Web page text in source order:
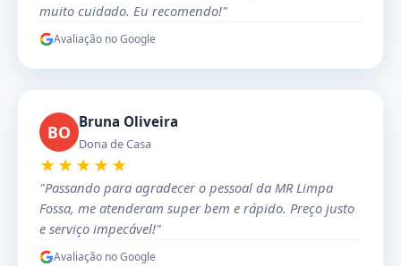
muito cuidado. Eu recomendo!"
Avaliação no Google
BO Bruna Oliveira
Dona de Casa
★★★★★
"Passando para agradecer o pessoal da MR Limpa
Fossa, me atenderam super bem e rápido. Preço justo
e serviço impecável!"
Avaliação no Google